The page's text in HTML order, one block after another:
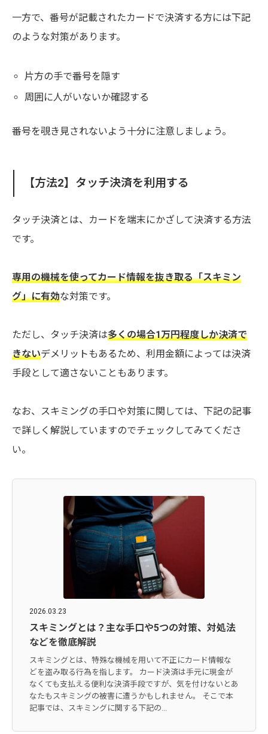
一方で、番号が記載されたカードで決済する方には下記
のような対策があります。
片方の手で番号を隠す
周囲に人がいないか確認する
番号を覗き見されないよう十分に注意しましょう。
【方法2】タッチ決済を利用する
タッチ決済とは、カードを端末にかざして決済する方法
です。
専用の機械を使ってカード情報を抜き取る「スキミン
グ」に有効な対策です。
ただし、タッチ決済は多くの場合1万円程度しか決済で
きないデメリットもあるため、利用金額によっては決済
手段として適さないこともあります。
なお、スキミングの手口や対策に関しては、下記の記事
で詳しく解説していますのでチェックしてみてくださ
い。
2026.03.23
スキミングとは？主な手口や5つの対策、対処法
などを徹底解説
スキミングとは、特殊な機械を用いて不正にカード情報な
どを盗み取る行為を指します。 カード決済は手元に現金が
なくても支払える便利な決済手段ですが、気を付けないとあ
なたもスキミングの被害に遭うかもしれません。 そこで本
記事では、スキミングに関する下記の...